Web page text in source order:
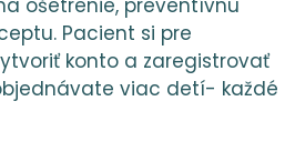
082 71, IČO: 36 504 521
ošetrenie, preventívnu
Pacient si pre
konto a zaregistrovať
viac detí- každé